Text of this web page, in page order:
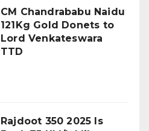
CM Chandrababu Naidu
121Kg Gold Donets to
Lord Venkateswara
TTD
Rajdoot 350 2025 Is